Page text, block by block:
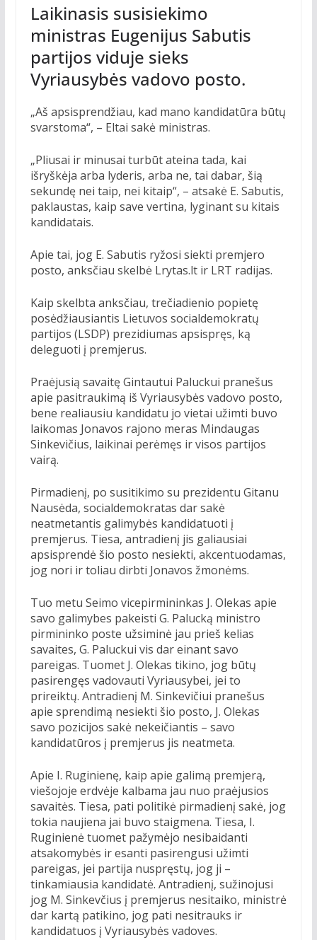
Laikinasis susisiekimo
ministras Eugenijus Sabutis
partijos viduje sieks
Vyriausybės vadovo posto.
„Aš apsisprendžiau, kad mano kandidatūra būtų
svarstoma“, – Eltai sakė ministras.
„Pliusai ir minusai turbūt ateina tada, kai
išryškėja arba lyderis, arba ne, tai dabar, šią
sekundę nei taip, nei kitaip“, – atsakė E. Sabutis,
paklaustas, kaip save vertina, lyginant su kitais
kandidatais.
Apie tai, jog E. Sabutis ryžosi siekti premjero
posto, anksčiau skelbė Lrytas.lt ir LRT radijas.
Kaip skelbta anksčiau, trečiadienio popietę
posėdžiausiantis Lietuvos socialdemokratų
partijos (LSDP) prezidiumas apsispręs, ką
deleguoti į premjerus.
Praėjusią savaitę Gintautui Paluckui pranešus
apie pasitraukimą iš Vyriausybės vadovo posto,
bene realiausiu kandidatu jo vietai užimti buvo
laikomas Jonavos rajono meras Mindaugas
Sinkevičius, laikinai perėmęs ir visos partijos
vairą.
Pirmadienį, po susitikimo su prezidentu Gitanu
Nausėda, socialdemokratas dar sakė
neatmetantis galimybės kandidatuoti į
premjerus. Tiesa, antradienį jis galiausiai
apsisprendė šio posto nesiekti, akcentuodamas,
jog nori ir toliau dirbti Jonavos žmonėms.
Tuo metu Seimo vicepirmininkas J. Olekas apie
savo galimybes pakeisti G. Palucką ministro
pirmininko poste užsiminė jau prieš kelias
savaites, G. Paluckui vis dar einant savo
pareigas. Tuomet J. Olekas tikino, jog būtų
pasirengęs vadovauti Vyriausybei, jei to
prireiktų. Antradienį M. Sinkevičiui pranešus
apie sprendimą nesiekti šio posto, J. Olekas
savo pozicijos sakė nekeičiantis – savo
kandidatūros į premjerus jis neatmeta.
Apie I. Ruginienę, kaip apie galimą premjerą,
viešojoje erdvėje kalbama jau nuo praėjusios
savaitės. Tiesa, pati politikė pirmadienį sakė, jog
tokia naujiena jai buvo staigmena. Tiesa, I.
Ruginienė tuomet pažymėjo nesibaidanti
atsakomybės ir esanti pasirengusi užimti
pareigas, jei partija nuspręstų, jog ji –
tinkamiausia kandidatė. Antradienį, sužinojusi
jog M. Sinkevčius į premjerus nesitaiko, ministrė
dar kartą patikino, jog pati nesitrauks ir
kandidatuos į Vyriausybės vadoves.